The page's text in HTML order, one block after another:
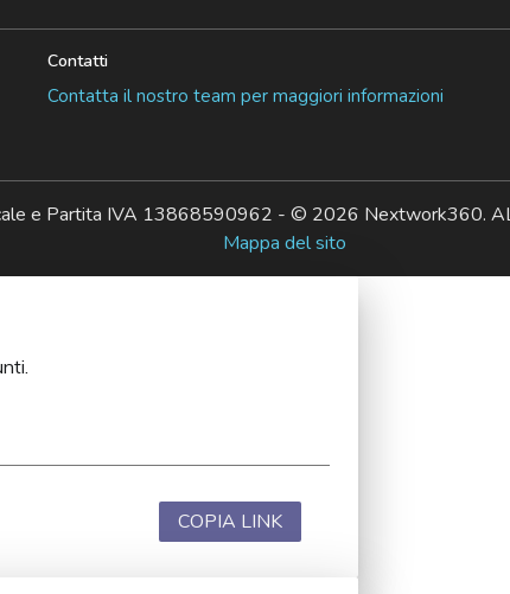
Contatti
Contatta il nostro team per maggiori informazioni
e Partita IVA 13868590962 - © 2026 Nextwork360.
Mappa del sito
COPIA LINK